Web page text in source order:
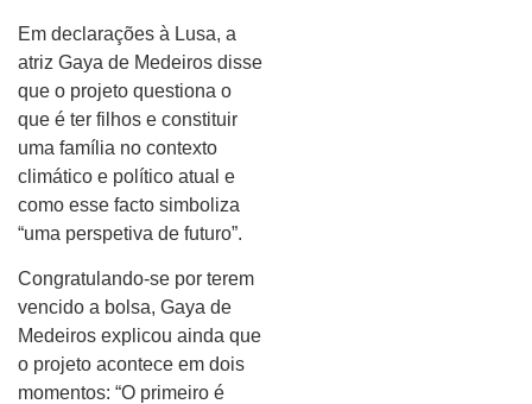
Em declarações à Lusa, a
atriz Gaya de Medeiros disse
que o projeto questiona o
que é ter filhos e constituir
uma família no contexto
climático e político atual e
como esse facto simboliza
“uma perspetiva de futuro”.
Congratulando-se por terem
vencido a bolsa, Gaya de
Medeiros explicou ainda que
o projeto acontece em dois
momentos: “O primeiro é